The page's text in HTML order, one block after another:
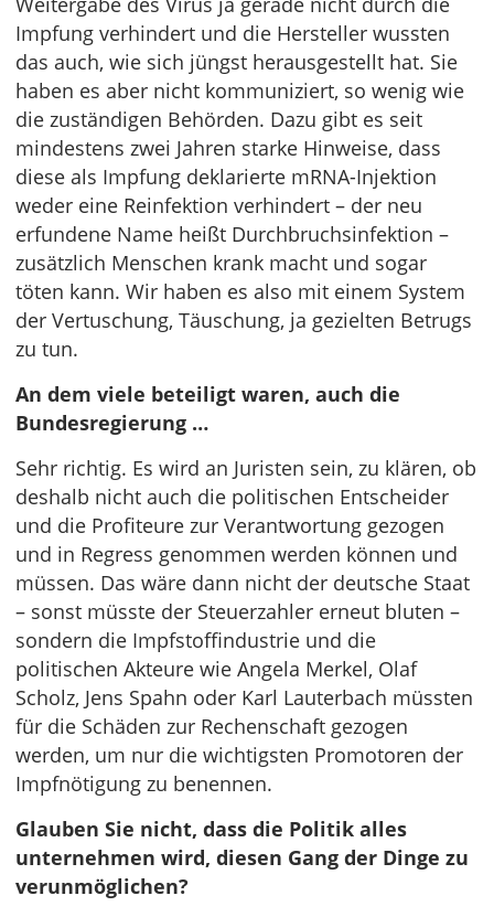
Impfung verhindert und die Hersteller wussten
das auch, wie sich jüngst herausgestellt hat. Sie
haben es aber nicht kommuniziert, so wenig wie
die zuständigen Behörden. Dazu gibt es seit
mindestens zwei Jahren starke Hinweise, dass
diese als Impfung deklarierte mRNA-Injektion
weder eine Reinfektion verhindert – der neu
erfundene Name heißt Durchbruchsinfektion –
zusätzlich Menschen krank macht und sogar
töten kann. Wir haben es also mit einem System
der Vertuschung, Täuschung, ja gezielten Betrugs
zu tun.
An dem viele beteiligt waren, auch die
Bundesregierung …
Sehr richtig. Es wird an Juristen sein, zu klären, ob
deshalb nicht auch die politischen Entscheider
und die Profiteure zur Verantwortung gezogen
und in Regress genommen werden können und
müssen. Das wäre dann nicht der deutsche Staat
– sonst müsste der Steuerzahler erneut bluten –
sondern die Impfstoffindustrie und die
politischen Akteure wie Angela Merkel, Olaf
Scholz, Jens Spahn oder Karl Lauterbach müssten
für die Schäden zur Rechenschaft gezogen
werden, um nur die wichtigsten Promotoren der
Impfnötigung zu benennen.
Glauben Sie nicht, dass die Politik alles
unternehmen wird, diesen Gang der Dinge zu
verunmöglichen?